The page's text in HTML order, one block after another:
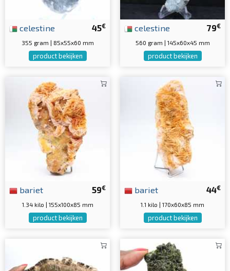
45€
celestine
355 gram | 85x55x60 mm
product bekijken
79€
celestine
560 gram | 145x60x45 mm
product bekijken
59€
bariet
1.34 kilo | 155x100x85 mm
product bekijken
44€
bariet
1.1 kilo | 170x60x85 mm
product bekijken